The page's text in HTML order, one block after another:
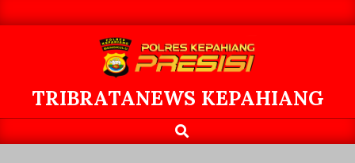
to
TRIBRATANEWS KEPAHIANG
Navigation
Search